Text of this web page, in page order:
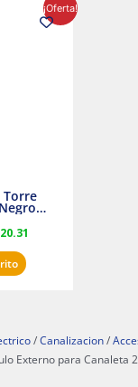
¡Oferta!
precio
actual
/ Canalizacion /
Externo para Canaleta